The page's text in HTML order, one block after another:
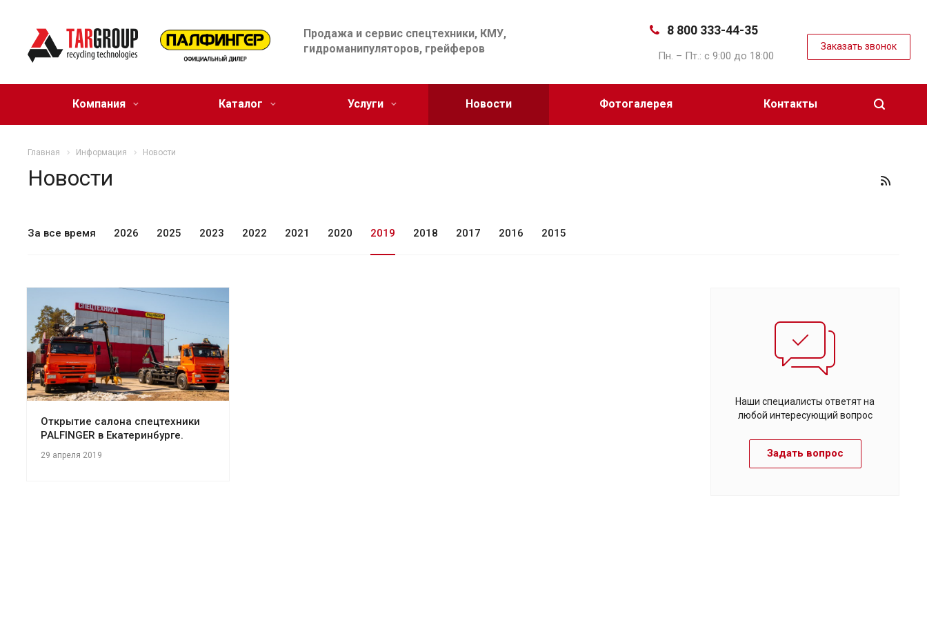
Продажа и сервис спецтехники, КМУ,
гидроманипуляторов, грейферов
8 800 333-44-35
Пн. – Пт.: с 9:00 до 18:00
Заказать звонок
Компания Каталог Услуги Новости Фотогалерея Контакты
Главная Информация Новости
Новости
За все время 2026 2025 2023 2022 2021 2020 2019 2018 2017 2016 2015
Открытие салона спецтехники
PALFINGER в Екатеринбурге.
29 апреля 2019
Наши специалисты ответят на
любой интересующий вопрос
Задать вопрос